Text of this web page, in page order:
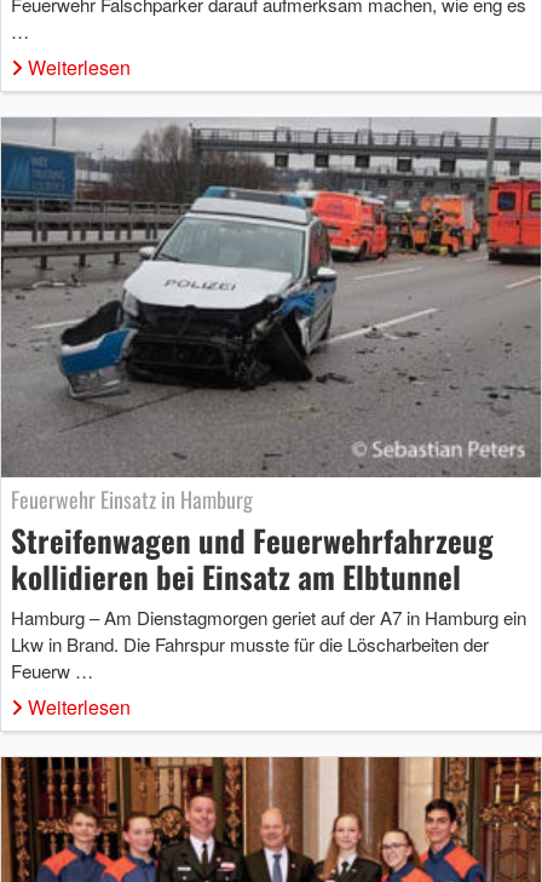
…
Weiterlesen
Feuerwehr Einsatz in Hamburg
Streifenwagen und Feuerwehrfahrzeug
kollidieren bei Einsatz am Elbtunnel
Hamburg – Am Dienstagmorgen geriet auf der A7 in Hamburg ein
Lkw in Brand. Die Fahrspur musste für die Löscharbeiten der
Feuerw …
Weiterlesen